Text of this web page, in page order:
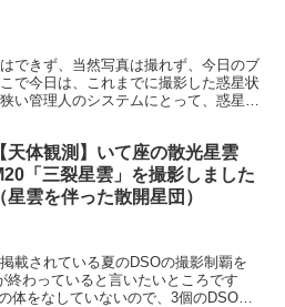
できず、当然写真は撮れず、今日のブ
で今日は、これまでに撮影した惑星状
い管理人のシステムにとって、惑星状
【天体観測】いて座の散光星雲
「三裂星雲」を撮影しました
（星雲を伴った散開星団）
載されている夏のDSOの撮影制覇を
終わっていると言いたいところです
体をなしていないので、3個のDSOを